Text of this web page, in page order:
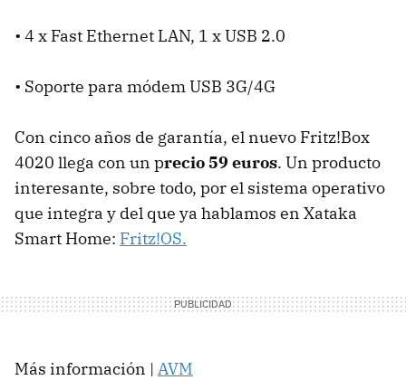
• 4 x Fast Ethernet LAN, 1 x USB 2.0
• Soporte para módem USB 3G/4G
Con cinco años de garantía, el nuevo Fritz!Box
4020 llega con un precio 59 euros. Un producto
interesante, sobre todo, por el sistema operativo
que integra y del que ya hablamos en Xataka
Smart Home: Fritz!OS.
Más información | AVM